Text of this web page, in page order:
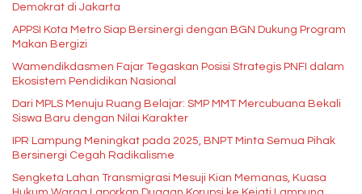
Demokrat di Jakarta
APPSI Kota Metro Siap Bersinergi dengan BGN Dukung Program
Makan Bergizi
Wamendikdasmen Fajar Tegaskan Posisi Strategis PNFI dalam
Ekosistem Pendidikan Nasional
Dari MPLS Menuju Ruang Belajar: SMP MMT Mercubuana Bekali
Siswa Baru dengan Nilai Karakter
IPR Lampung Meningkat pada 2025, BNPT Minta Semua Pihak
Bersinergi Cegah Radikalisme
Sengketa Lahan Transmigrasi Mesuji Kian Memanas, Kuasa